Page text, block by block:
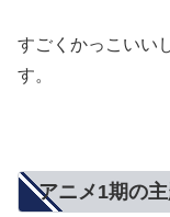
すごくかっこいい
す。
アニメ1期の